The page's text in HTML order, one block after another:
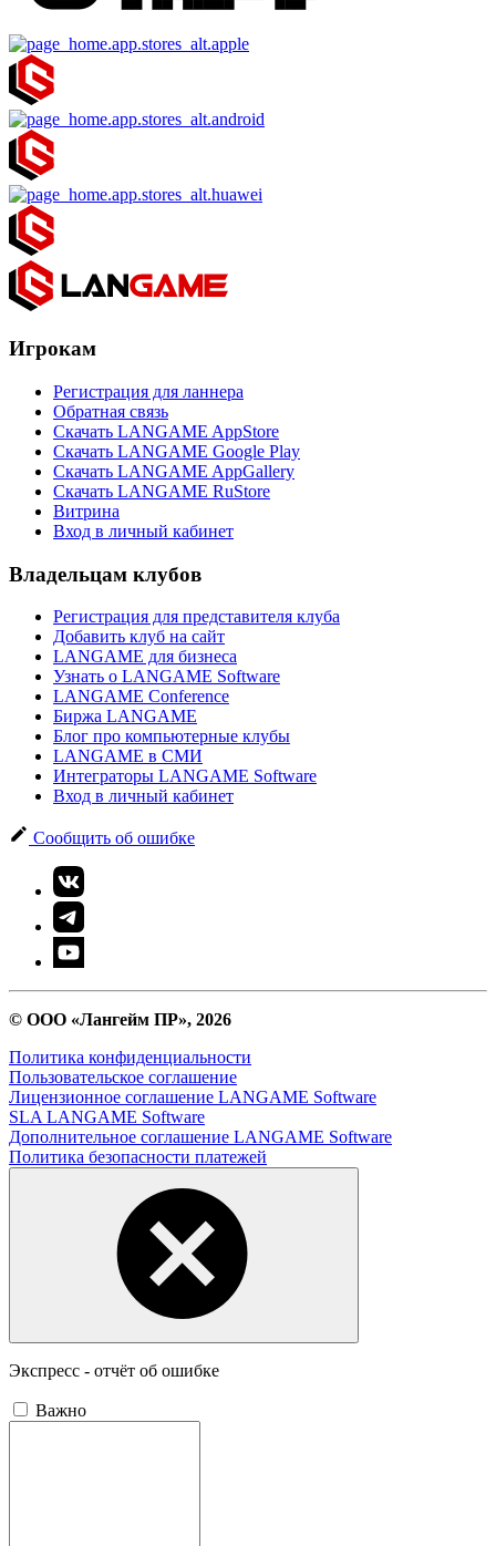
Игрокам
Регистрация для ланнера
Обратная связь
Скачать LANGAME AppStore
Скачать LANGAME Google Play
Скачать LANGAME AppGallery
Скачать LANGAME RuStore
Витрина
Вход в личный кабинет
Владельцам клубов
Регистрация для представителя клуба
Добавить клуб на сайт
LANGAME для бизнеса
Узнать о LANGAME Software
LANGAME Conference
Биржа LANGAME
Блог про компьютерные клубы
LANGAME в СМИ
Интеграторы LANGAME Software
Вход в личный кабинет
Сообщить об ошибке
© ООО «Лангейм ПР», 2026
Политика конфиденциальности
Пользовательское соглашение
Лицензионное соглашение LANGAME Software
SLA LANGAME Software
Дополнительное соглашение LANGAME Software
Политика безопасности платежей
Экспресс - отчёт об ошибке
Важно